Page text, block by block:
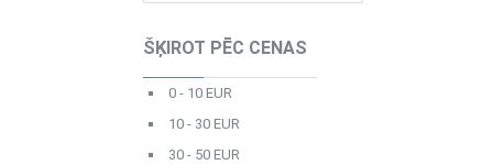
ŠĶIROT PĒC CENAS
0 - 10 EUR
10 - 30 EUR
30 - 50 EUR